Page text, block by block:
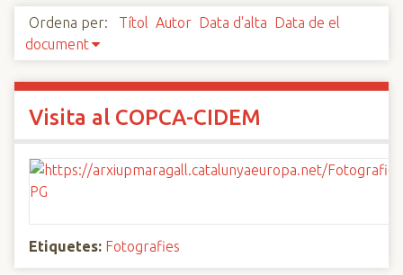
Ordena per: Títol Autor Data d'alta Data de el
document
Visita al COPCA-CIDEM
Etiquetes: Fotografies